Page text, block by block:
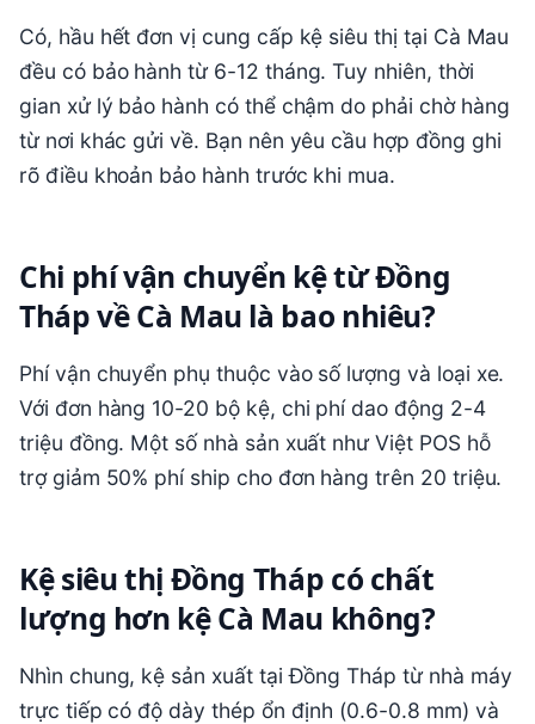
Có, hầu hết đơn vị cung cấp kệ siêu thị tại Cà Mau
đều có bảo hành từ 6-12 tháng. Tuy nhiên, thời
gian xử lý bảo hành có thể chậm do phải chờ hàng
từ nơi khác gửi về. Bạn nên yêu cầu hợp đồng ghi
rõ điều khoản bảo hành trước khi mua.
Chi phí vận chuyển kệ từ Đồng
Tháp về Cà Mau là bao nhiêu?
Phí vận chuyển phụ thuộc vào số lượng và loại xe.
Với đơn hàng 10-20 bộ kệ, chi phí dao động 2-4
triệu đồng. Một số nhà sản xuất như Việt POS hỗ
trợ giảm 50% phí ship cho đơn hàng trên 20 triệu.
Kệ siêu thị Đồng Tháp có chất
lượng hơn kệ Cà Mau không?
Nhìn chung, kệ sản xuất tại Đồng Tháp từ nhà máy
trực tiếp có độ dày thép ổn định (0.6-0.8 mm) và